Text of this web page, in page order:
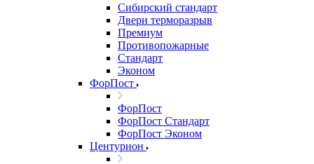
Сибирский стандарт
Двери терморазрыв
Премиум
Противопожарные
Стандарт
Эконом
ФорПост
ФорПост
ФорПост Стандарт
ФорПост Эконом
Центурион